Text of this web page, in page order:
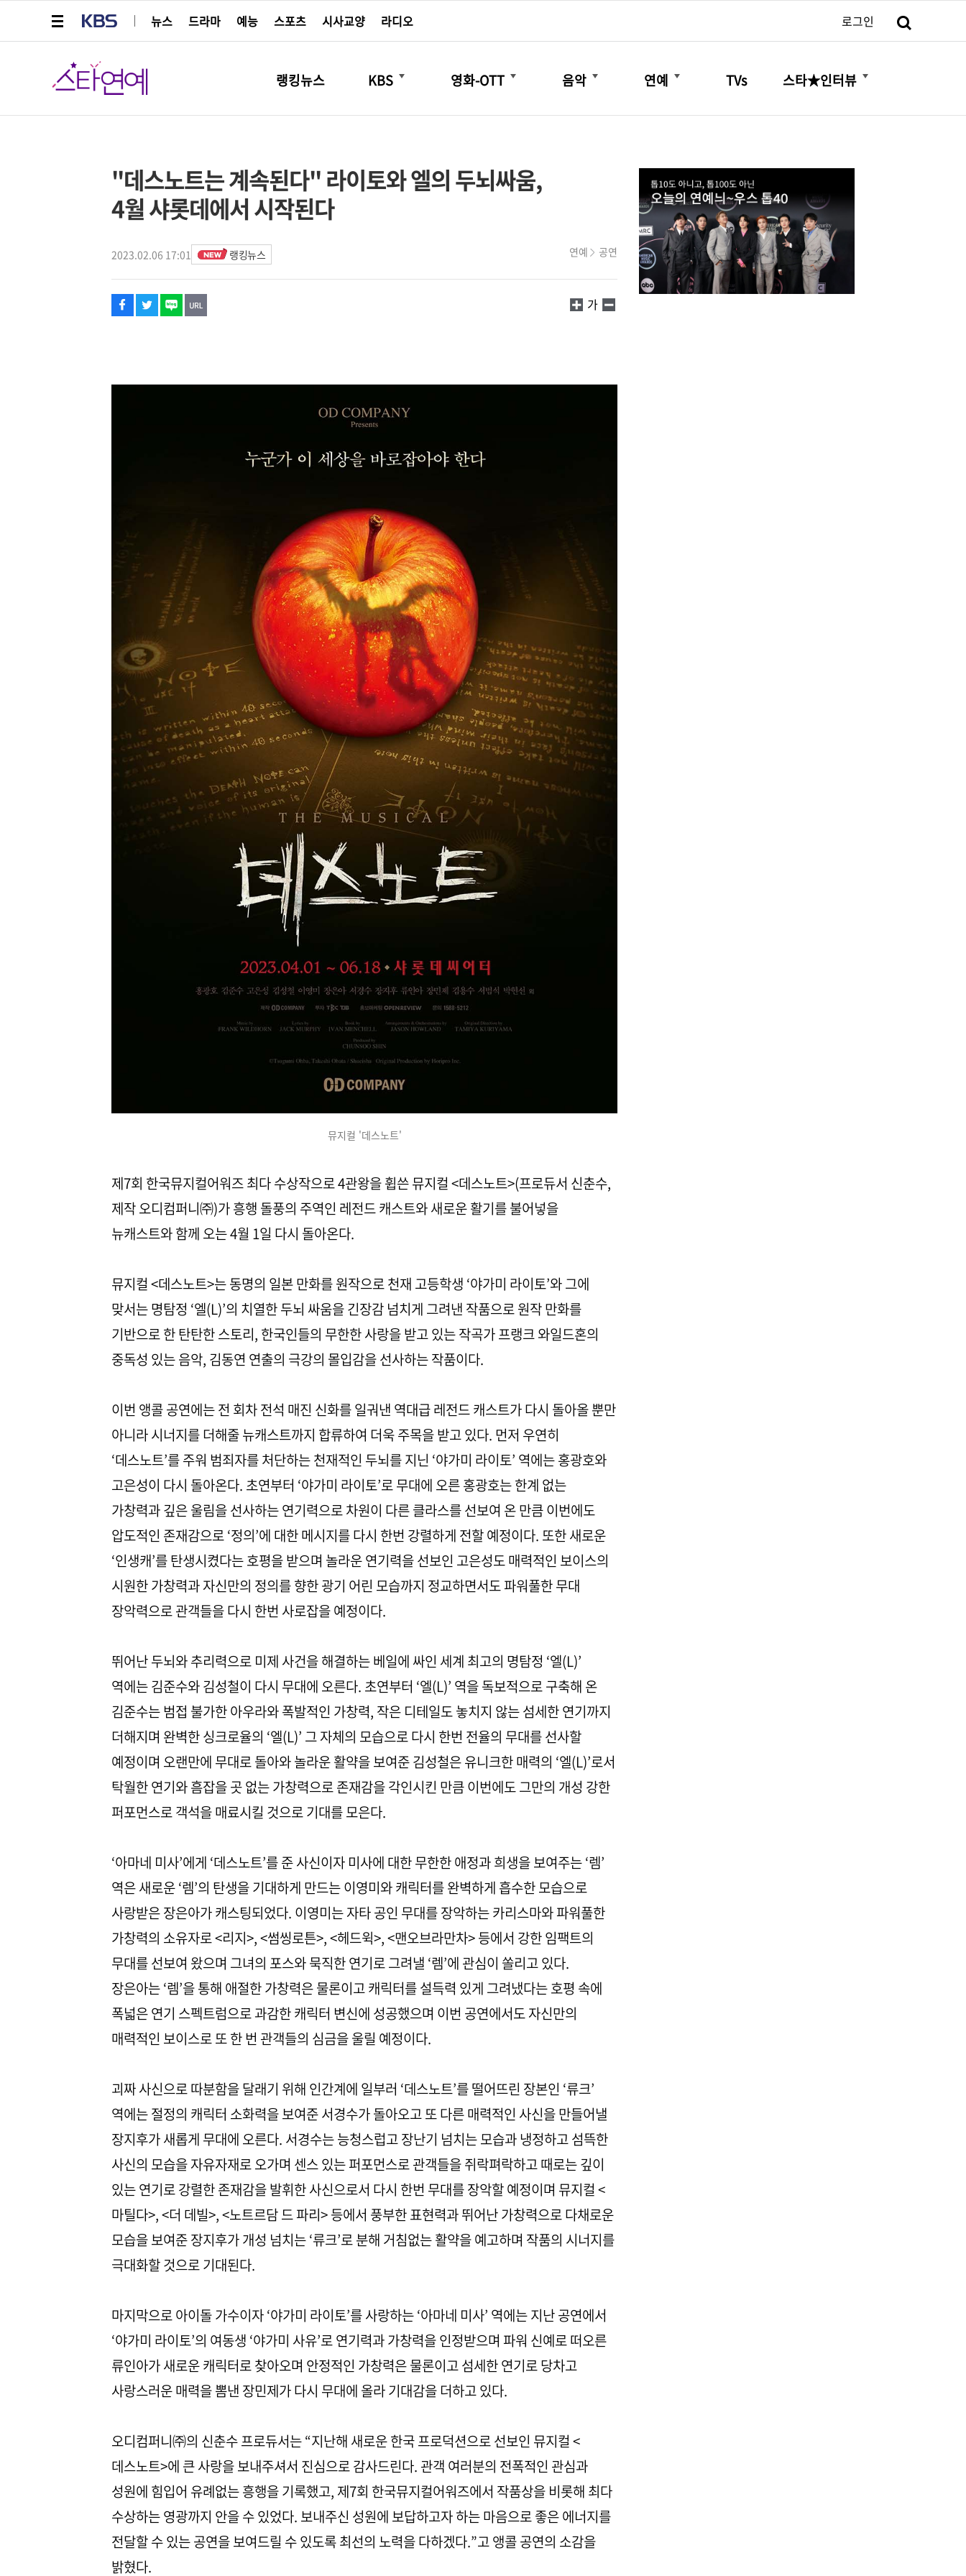
뉴스
드라마 예능 스포츠 시사교양 라디오 로그인
스타연예
랭킹뉴스 KBS
더보기
영화-OTT
더보기
음악
더보기
연예
더보기
TVs 스타★인터뷰
더보기
"데스노트는 계속된다" 라이토와 엘의 두뇌싸움,
4월 샤롯데에서 시작된다
2023.02.06 17:01 랭킹뉴스 연예 공연
페이스북
트위터
네이버
URL복사
글씨 작게보기
가
글씨 크게보기
뮤지컬 '데스노트'
제7회 한국뮤지컬어워즈 최다 수상작으로 4관왕을 휩쓴 뮤지컬 <데스노트>(프로듀서 신춘수,
제작 오디컴퍼니㈜)가 흥행 돌풍의 주역인 레전드 캐스트와 새로운 활기를 불어넣을
뉴캐스트와 함께 오는 4월 1일 다시 돌아온다.
뮤지컬 <데스노트>는 동명의 일본 만화를 원작으로 천재 고등학생 ‘야가미 라이토’와 그에
맞서는 명탐정 ‘엘(L)’의 치열한 두뇌 싸움을 긴장감 넘치게 그려낸 작품으로 원작 만화를
기반으로 한 탄탄한 스토리, 한국인들의 무한한 사랑을 받고 있는 작곡가 프랭크 와일드혼의
중독성 있는 음악, 김동연 연출의 극강의 몰입감을 선사하는 작품이다.
이번 앵콜 공연에는 전 회차 전석 매진 신화를 일궈낸 역대급 레전드 캐스트가 다시 돌아올 뿐만
아니라 시너지를 더해줄 뉴캐스트까지 합류하여 더욱 주목을 받고 있다. 먼저 우연히
‘데스노트’를 주워 범죄자를 처단하는 천재적인 두뇌를 지닌 ‘야가미 라이토’ 역에는 홍광호와
고은성이 다시 돌아온다. 초연부터 ‘야가미 라이토’로 무대에 오른 홍광호는 한계 없는
가창력과 깊은 울림을 선사하는 연기력으로 차원이 다른 클라스를 선보여 온 만큼 이번에도
압도적인 존재감으로 ‘정의’에 대한 메시지를 다시 한번 강렬하게 전할 예정이다. 또한 새로운
‘인생캐’를 탄생시켰다는 호평을 받으며 놀라운 연기력을 선보인 고은성도 매력적인 보이스의
시원한 가창력과 자신만의 정의를 향한 광기 어린 모습까지 정교하면서도 파워풀한 무대
장악력으로 관객들을 다시 한번 사로잡을 예정이다.
뛰어난 두뇌와 추리력으로 미제 사건을 해결하는 베일에 싸인 세계 최고의 명탐정 ‘엘(L)’
역에는 김준수와 김성철이 다시 무대에 오른다. 초연부터 ‘엘(L)’ 역을 독보적으로 구축해 온
김준수는 범접 불가한 아우라와 폭발적인 가창력, 작은 디테일도 놓치지 않는 섬세한 연기까지
더해지며 완벽한 싱크로율의 ‘엘(L)’ 그 자체의 모습으로 다시 한번 전율의 무대를 선사할
예정이며 오랜만에 무대로 돌아와 놀라운 활약을 보여준 김성철은 유니크한 매력의 ‘엘(L)’로서
탁월한 연기와 흠잡을 곳 없는 가창력으로 존재감을 각인시킨 만큼 이번에도 그만의 개성 강한
퍼포먼스로 객석을 매료시킬 것으로 기대를 모은다.
‘아마네 미사’에게 ‘데스노트’를 준 사신이자 미사에 대한 무한한 애정과 희생을 보여주는 ‘렘’
역은 새로운 ‘렘’의 탄생을 기대하게 만드는 이영미와 캐릭터를 완벽하게 흡수한 모습으로
사랑받은 장은아가 캐스팅되었다. 이영미는 자타 공인 무대를 장악하는 카리스마와 파워풀한
가창력의 소유자로 <리지>, <썸씽로튼>, <헤드윅>, <맨오브라만차> 등에서 강한 임팩트의
무대를 선보여 왔으며 그녀의 포스와 묵직한 연기로 그려낼 ‘렘’에 관심이 쏠리고 있다.
장은아는 ‘렘’을 통해 애절한 가창력은 물론이고 캐릭터를 설득력 있게 그려냈다는 호평 속에
폭넓은 연기 스펙트럼으로 과감한 캐릭터 변신에 성공했으며 이번 공연에서도 자신만의
매력적인 보이스로 또 한 번 관객들의 심금을 울릴 예정이다.
괴짜 사신으로 따분함을 달래기 위해 인간계에 일부러 ‘데스노트’를 떨어뜨린 장본인 ‘류크’
역에는 절정의 캐릭터 소화력을 보여준 서경수가 돌아오고 또 다른 매력적인 사신을 만들어낼
장지후가 새롭게 무대에 오른다. 서경수는 능청스럽고 장난기 넘치는 모습과 냉정하고 섬뜩한
사신의 모습을 자유자재로 오가며 센스 있는 퍼포먼스로 관객들을 쥐락펴락하고 때로는 깊이
있는 연기로 강렬한 존재감을 발휘한 사신으로서 다시 한번 무대를 장악할 예정이며 뮤지컬 <
마틸다>, <더 데빌>, <노트르담 드 파리> 등에서 풍부한 표현력과 뛰어난 가창력으로 다채로운
모습을 보여준 장지후가 개성 넘치는 ‘류크’로 분해 거침없는 활약을 예고하며 작품의 시너지를
극대화할 것으로 기대된다.
마지막으로 아이돌 가수이자 ‘야가미 라이토’를 사랑하는 ‘아마네 미사’ 역에는 지난 공연에서
‘야가미 라이토’의 여동생 ‘야가미 사유’로 연기력과 가창력을 인정받으며 파워 신예로 떠오른
류인아가 새로운 캐릭터로 찾아오며 안정적인 가창력은 물론이고 섬세한 연기로 당차고
사랑스러운 매력을 뽐낸 장민제가 다시 무대에 올라 기대감을 더하고 있다.
오디컴퍼니㈜의 신춘수 프로듀서는 “지난해 새로운 한국 프로덕션으로 선보인 뮤지컬 <
데스노트>에 큰 사랑을 보내주셔서 진심으로 감사드린다. 관객 여러분의 전폭적인 관심과
성원에 힘입어 유례없는 흥행을 기록했고, 제7회 한국뮤지컬어워즈에서 작품상을 비롯해 최다
수상하는 영광까지 안을 수 있었다. 보내주신 성원에 보답하고자 하는 마음으로 좋은 에너지를
전달할 수 있는 공연을 보여드릴 수 있도록 최선의 노력을 다하겠다.”고 앵콜 공연의 소감을
밝혔다.
스타박스